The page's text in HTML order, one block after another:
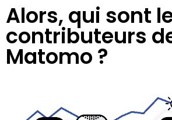
Alors, qui sont
contributeurs
Matomo ?